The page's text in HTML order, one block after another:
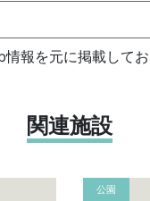
情報を元に掲載して
関連施設
公園